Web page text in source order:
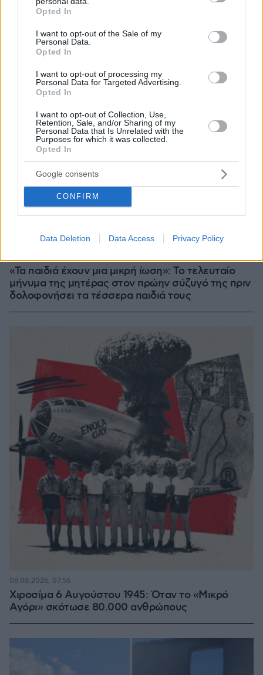
grant or deny consent to Google and its third-party tags to
use your data for below specified purposes in below Google
consent section.
Opted In
I want to opt-out of the Sale of my
Personal Data.
Opted In
I want to opt-out of processing my
Personal Data for Targeted Advertising.
Opted In
I want to opt-out of Collection, Use,
Retention, Sale, and/or Sharing of my
Personal Data that Is Unrelated with the
Purposes for which it was collected.
Opted In
Google consents
CONFIRM
Data Deletion Data Access Privacy Policy
«Τα παιδιά έχουν μια μικρή ίωση»: Το τελευταίο
μήνυμα της μητέρας στον πρώην σύζυγό της πριν
δολοφονήσει τα τέσσερα παιδιά τους
Χιροσίμα 6 Αυγούστου 1945: Όταν το «Μικρό
Αγόρι» σκότωσε 80.000 ανθρώπους
06.08.2026, 07:56